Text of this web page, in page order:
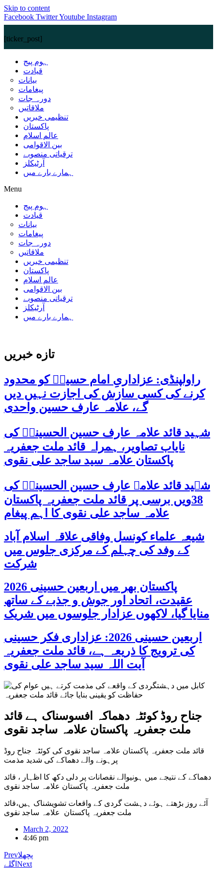
Skip to content
Facebook TwitterYoutube Instagram
[ticker_post]
ہوم پیج
قیادت
بیانات
پیغامات
دورہ جات
ملاقاتیں
تنظیمی خبریں
پاکستان
عالم اسلام
بین الاقوامی
ترقیاتی منصوبے
آرٹیکلز
ہمارے بارے میں
Menu
ہوم پیج
قیادت
بیانات
پیغامات
دورہ جات
ملاقاتیں
تنظیمی خبریں
پاکستان
عالم اسلام
بین الاقوامی
ترقیاتی منصوبے
آرٹیکلز
ہمارے بارے میں
تازه خبریں
راولپنڈی: عزاداریِ امام حسینؑ کو محدود
کرنے کی کسی سازش کی اجازت نہیں دیں
گے، علامہ عارف حسین واحدی
شہید قائد علامہ عارف حسین الحسینیؒ کی
نایاب تصاویر، ہمراہ قائد ملت جعفریہ
پاکستان علامہ سید ساجد علی نقوی
شہید قائد علامہ عارف حسین الحسینیؒ کی
38ویں برسی پر قائد ملت جعفریہ پاکستان
علامہ ساجد علی نقوی کا اہم پیغام
شیعہ علماء کونسل وفاقی علاقہ اسلام آباد
کے وفد کی چہلم کے مرکزی جلوس میں
شرکت
پاکستان بھر میں اربعین حسینی 2026
عقیدت، اتحاد اور جوش و جذبے کے ساتھ
منایا گیا، لاکھوں عزادار جلوسوں میں شریک
اربعین حسینی 2026: عزاداری فکر حسینی
کی ترویج کا ذریعہ ہے، قائد ملت جعفریہ
آیت اللہ سید ساجد علی نقوی
جناح روڈ کوئٹہ دھماکہ افسوسناک ہے قائد
ملت جعفریہ پاکستان علامہ ساجد نقوی
قائد ملت جعفریہ پاکستان علامہ ساجد نقوی کی کوئٹہ جناح روڈ
پرہونے والے دھماکے کی شدید مذمت
دھماکے کے نتیجے میں ہونیوالے نقصانات پر دلی دکھ کا اظہار ، قائد
ملت جعفریہ پاکستان علامہ ساجد نقوی
آئے روز بڑھتے ہوئے دہشت گردی کے واقعات تشویشناک ہیں،قائد
ملت جعفریہ پاکستان علامہ ساجد نقوی
March 2, 2022
4:46 pm
Prevپچھلا
اگلے Next